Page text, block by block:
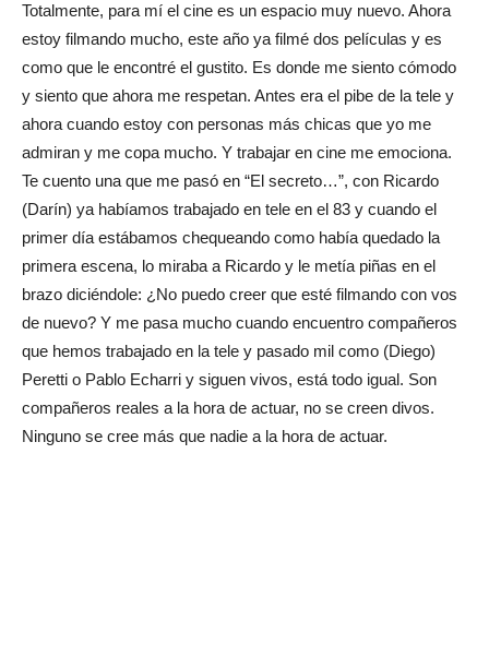
Totalmente, para mí el cine es un espacio muy nuevo. Ahora
estoy filmando mucho, este año ya filmé dos películas y es
como que le encontré el gustito. Es donde me siento cómodo
y siento que ahora me respetan. Antes era el pibe de la tele y
ahora cuando estoy con personas más chicas que yo me
admiran y me copa mucho. Y trabajar en cine me emociona.
Te cuento una que me pasó en “El secreto…”, con Ricardo
(Darín) ya habíamos trabajado en tele en el 83 y cuando el
primer día estábamos chequeando como había quedado la
primera escena, lo miraba a Ricardo y le metía piñas en el
brazo diciéndole: ¿No puedo creer que esté filmando con vos
de nuevo? Y me pasa mucho cuando encuentro compañeros
que hemos trabajado en la tele y pasado mil como (Diego)
Peretti o Pablo Echarri y siguen vivos, está todo igual. Son
compañeros reales a la hora de actuar, no se creen divos.
Ninguno se cree más que nadie a la hora de actuar.